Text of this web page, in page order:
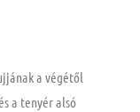
a végétől
a tenyér alsó